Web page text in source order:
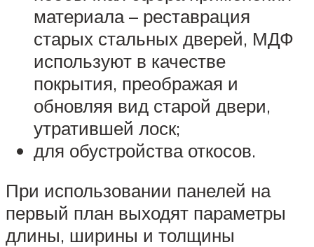
материала – реставрация
старых стальных дверей, МДФ
используют в качестве
покрытия, преображая и
обновляя вид старой двери,
утратившей лоск;
для обустройства откосов.
При использовании панелей на
первый план выходят параметры
длины, ширины и толщины